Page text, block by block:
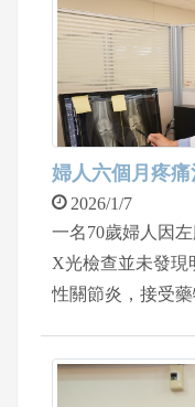
下降的情況，因
的時間，男性患
婦人六個月疼
2026/1/7
一名70歲婦人因
X光檢查並未發現
性關節炎，接受
求診中國醫藥大
經X光再次評估後